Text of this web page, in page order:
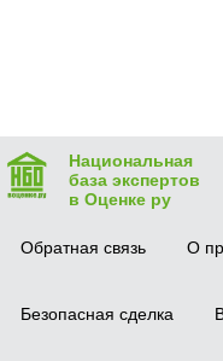
Национальная
база экспертов
в Оценке ру
Обратная связь О
Безопасная сделка